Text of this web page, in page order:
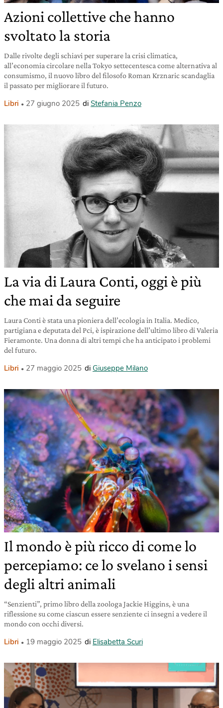
Azioni collettive che hanno
svoltato la storia
Dalle rivolte degli schiavi per superare la crisi climatica,
all’economia circolare nella Tokyo settecentesca come alternativa al
consumismo, il nuovo libro del filosofo Roman Krznaric scandaglia
il passato per migliorare il futuro.
Libri 27 giugno 2025 di Stefania Penzo
La via di Laura Conti, oggi è più
che mai da seguire
Laura Conti è stata una pioniera dell’ecologia in Italia. Medico,
partigiana e deputata del Pci, è ispirazione dell’ultimo libro di Valeria
Fieramonte. Una donna di altri tempi che ha anticipato i problemi
del futuro.
Libri 27 maggio 2025 di Giuseppe Milano
Il mondo è più ricco di come lo
percepiamo: ce lo svelano i sensi
degli altri animali
“Senzienti”, primo libro della zoologa Jackie Higgins, è una
riflessione su come ciascun essere senziente ci insegni a vedere il
mondo con occhi diversi.
Libri 19 maggio 2025 di Elisabetta Scuri